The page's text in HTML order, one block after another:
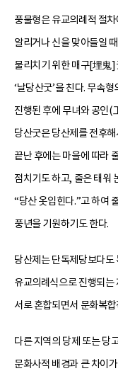
풍물형은 유교의례적 절
알리거나 신을 맞아들일
물리치기 위한 매구[埋鬼]
‘날당산굿’을 친다. 무속
진행된 후에 무녀와 공인(
당산굿은 당산제를 전후
끝난 후에는 마을에 따라
점치기도 하고, 줄은 태워
“당산 옷입힌다.”고 하여
풍년을 기원하기도 한다.
당산제는 단독제당보다도
유교의례식으로 진행되는
서로 혼합되면서 문화복
다른 지역의 당제 또는 당
문화사적 배경과 큰 차이